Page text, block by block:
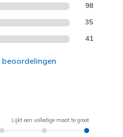
98
35
41
Lijkt een volledige maat te groot